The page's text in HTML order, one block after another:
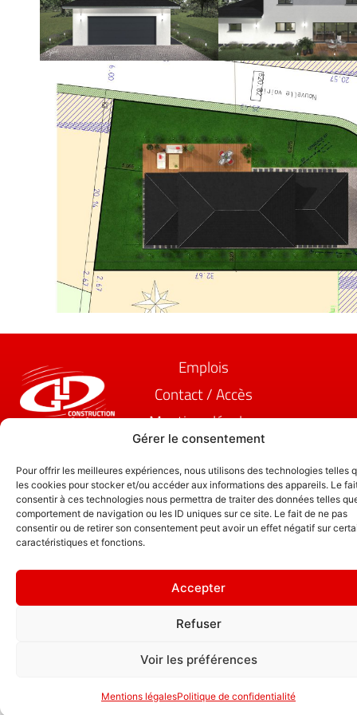
Gérer le consentement
Pour offrir les meilleures expériences, nous utilisons des technologies telles
les cookies pour stocker et/ou accéder aux informations des appareils. Le
consentir à ces technologies nous permettra de traiter des données telles
comportement de navigation ou les ID uniques sur ce site. Le fait de ne pas
consentir ou de retirer son consentement peut avoir un effet négatif sur
caractéristiques et fonctions.
Accepter
Refuser
Voir les préférences
Mentions légalesPolitique de confidentialité
Emplois
Contact / Accès
Mentions légales
" Mieux vaut
habiter une
maison en L
qu'un château
hanté. "
Politique de
confidentialité
GDL Construction
6, Rue des
Planches
ZA La Croix de
Pierre
25580 ÉTALANS